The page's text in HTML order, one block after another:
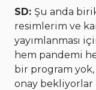
SD: Şu anda
resimlerim ve
yayımlanması
hem pandemi
bir program yok,
onay bekliyorlar